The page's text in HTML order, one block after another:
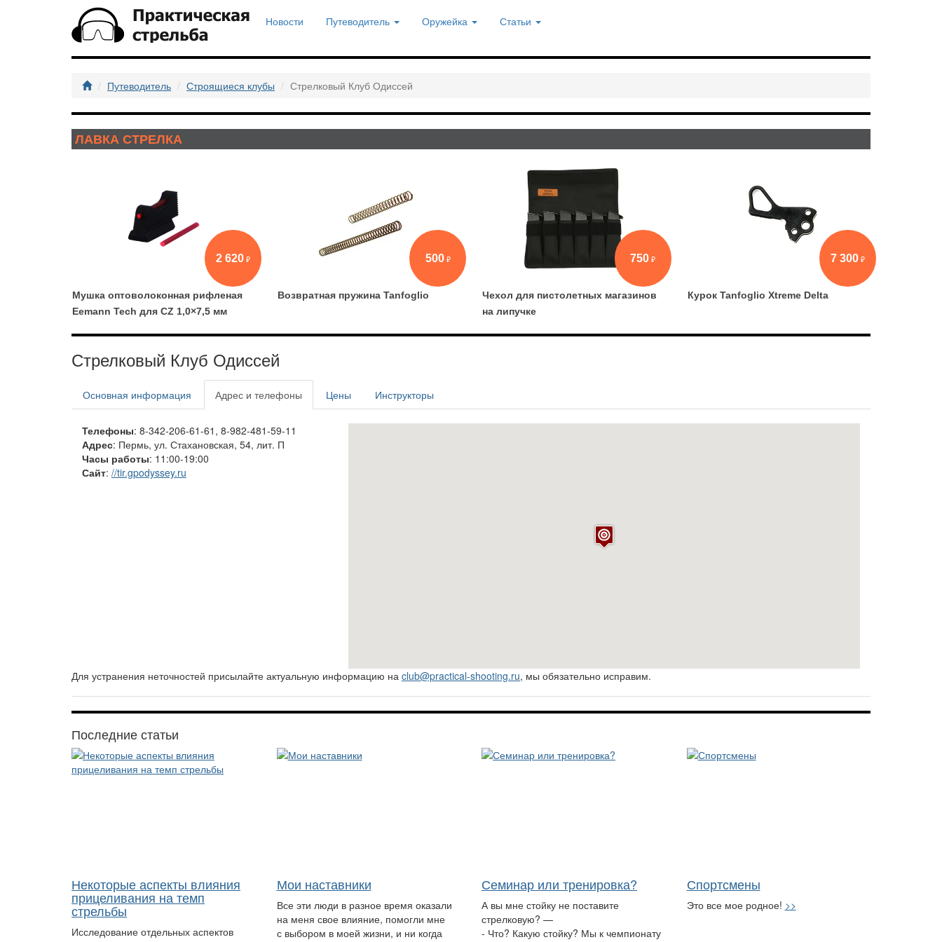
Новости Путеводитель Оружейка Статьи
Путеводитель Строящиеся клубы Стрелковый Клуб Одиссей
ЛАВКА СТРЕЛКА
2 620
Мушка оптоволоконная рифленая
Eemann Tech для CZ 1,0×7,5 мм
500
Возвратная пружина Tanfoglio
750
Чехол для пистолетных магазинов
на липучке
7 300
Курок Tanfoglio Xtreme Delta
Стрелковый Клуб Одиссей
Основная информация Адрес и телефоны Цены Инструкторы
Телефоны: 8-342-206-61-61, 8-982-481-59-11
Адрес: Пермь, ул. Стахановская, 54, лит. П
Часы работы: 11:00-19:00
Сайт: //tir.gpodyssey.ru
Для устранения неточностей присылайте актуальную информацию на club@practical-shooting.ru, мы обязательно исправим.
Последние статьи
Некоторые аспекты влияния
прицеливания на темп
стрельбы
Исследование отдельных аспектов
Мои наставники
Все эти люди в разное время оказали
на меня свое влияние, помогли мне
с выбором в моей жизни, и ни когда
Семинар или тренировка?
А вы мне стойку не поставите
стрелковую? —
- Что? Какую стойку? Мы к чемпионату
Спортсмены
Это все мое родное! >>